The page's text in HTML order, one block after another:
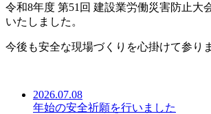
令和8年度 第51回 建設業労働災害防止大
いたしました。
今後も安全な現場づくりを心掛けて参り
2026.07.08
年始の安全祈願を行いました